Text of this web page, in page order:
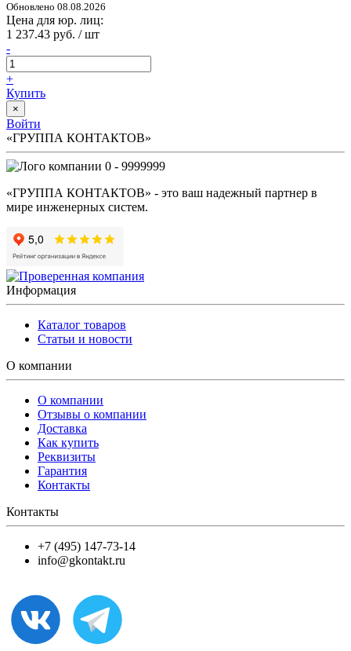
Обновлено 08.08.2026
Цена для юр. лиц:
1 237.43 руб. / шт
-
+
Купить
×
Войти
«ГРУППА КОНТАКТОВ»
0 - 9999999
«ГРУППА КОНТАКТОВ» - это ваш надежный партнер в
мире инженерных систем.
Информация
Каталог товаров
Статьи и новости
О компании
О компании
Отзывы о компании
Доставка
Как купить
Реквизиты
Гарантия
Контакты
Контакты
+7 (495) 147-73-14
info@gkontakt.ru